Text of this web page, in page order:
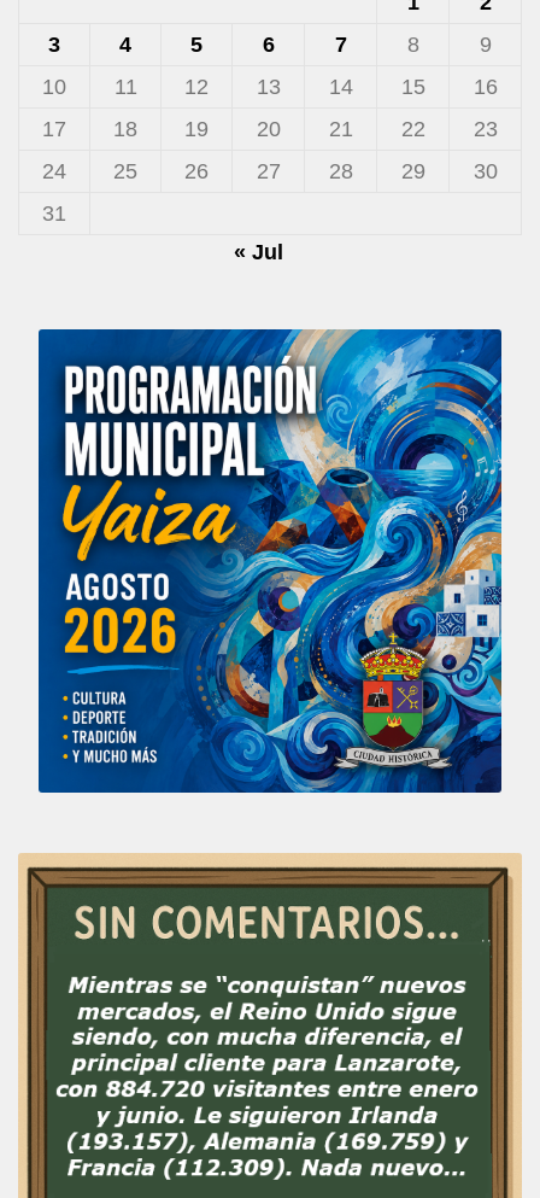
3
4 5 6 7 8
9
10
11 12 13 14 15
16
17
18 19 20 21 22
23
24
25 26 27 28 29
30
31
« Jul